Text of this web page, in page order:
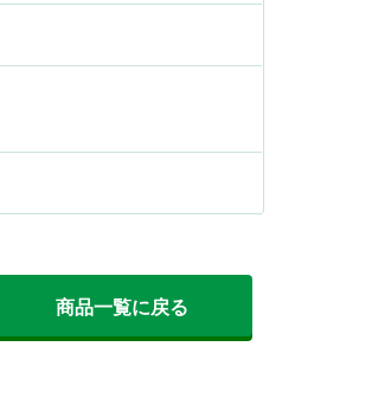
商品一覧に戻る